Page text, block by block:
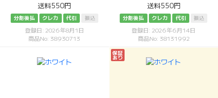
送料550円
分割後払 クレカ 代引 振込
登録日: 2026年8月1日
商品No: 38930713
送料550円
分割後払 クレカ 代引 振込
登録日: 2026年6月14日
商品No: 38131992
保証
あり